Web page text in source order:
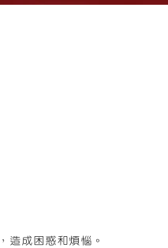
造成困惑和煩惱。